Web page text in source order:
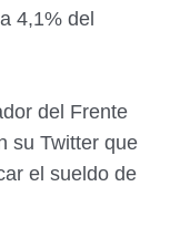
4,1% del
del Frente
su Twitter que
el sueldo de